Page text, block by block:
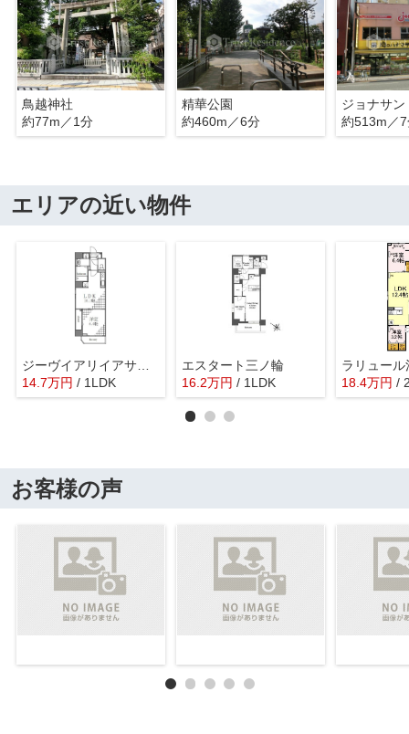
鳥越神社
約77m／1分
精華公園
約460m／6分
ジョナサ
約513m／
エリアの近い物件
ジーヴイアリイアサクサ
14.7万円 / 1LDK
エスタート三ノ輪
16.2万円 / 1LDK
ラリュール
18.4万円 /
お客様の声